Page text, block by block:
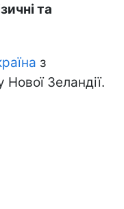
та
з
Нової Зеландії.